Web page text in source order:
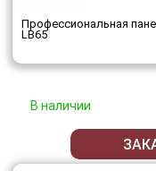
Профессиональная
LB65
В наличии